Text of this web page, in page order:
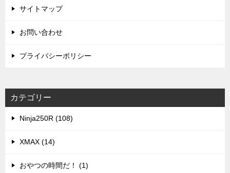
サイトマップ
お問い合わせ
プライバシーポリシー
カテゴリー
Ninja250R (108)
XMAX (14)
おやつの時間だ！ (1)